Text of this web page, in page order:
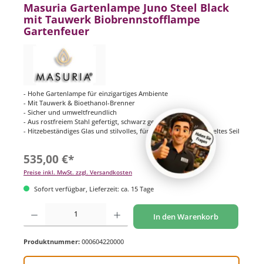
Masuria Gartenlampe Juno Steel Black
mit Tauwerk Biobrennstofflampe
Gartenfeuer
- Hohe Gartenlampe für einzigartiges Ambiente
- Mit Tauwerk & Bioethanol-Brenner
- Sicher und umweltfreundlich
- Aus rostfreiem Stahl gefertigt, schwarz gefärbt
- Hitzebeständiges Glas und stilvolles, für die Seefahrt entwickeltes Seil
535,00 €*
Preise inkl. MwSt. zzgl. Versandkosten
Sofort verfügbar, Lieferzeit: ca. 15 Tage
Produkt Anzahl: Gib den gewünschten Wert ein oder benutze die Schaltflächen um
In den Warenkorb
Produktnummer: 000604220000